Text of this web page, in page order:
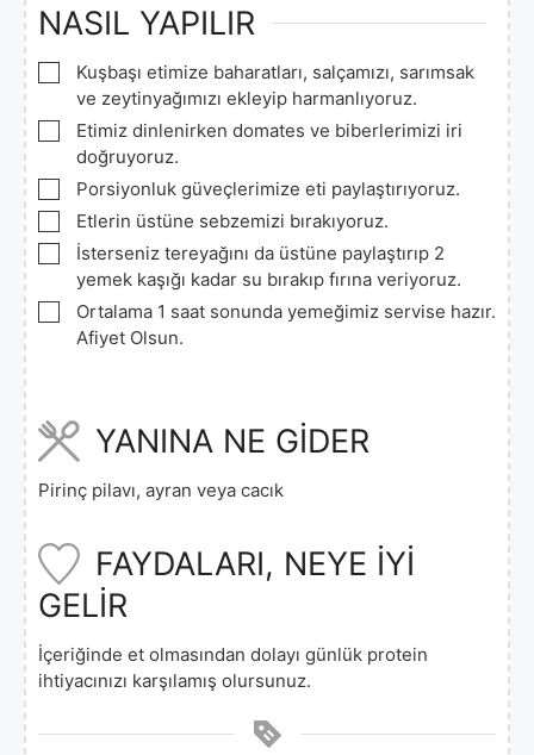
NASIL YAPILIR
▢
Kuşbaşı etimize baharatları, salçamızı, sarımsak
ve zeytinyağımızı ekleyip harmanlıyoruz.
▢
Etimiz dinlenirken domates ve biberlerimizi iri
doğruyoruz.
▢
Porsiyonluk güveçlerimize eti paylaştırıyoruz.
▢
Etlerin üstüne sebzemizi bırakıyoruz.
▢
İsterseniz tereyağını da üstüne paylaştırıp 2
yemek kaşığı kadar su bırakıp fırına veriyoruz.
▢
Ortalama 1 saat sonunda yemeğimiz servise hazır.
Afiyet Olsun.
YANINA NE GİDER
Pirinç pilavı, ayran veya cacık
FAYDALARI, NEYE İYİ
GELİR
İçeriğinde et olmasından dolayı günlük protein
ihtiyacınızı karşılamış olursunuz.